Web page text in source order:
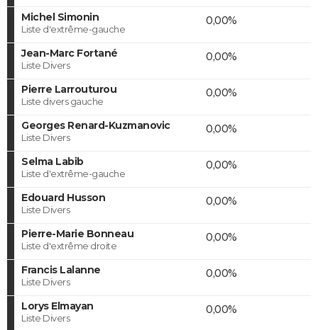
Michel Simonin
Liste d'extrême-gauche
0,00%
Jean-Marc Fortané
Liste Divers
0,00%
Pierre Larrouturou
Liste divers gauche
0,00%
Georges Renard-Kuzmanovic
Liste Divers
0,00%
Selma Labib
Liste d'extrême-gauche
0,00%
Edouard Husson
Liste Divers
0,00%
Pierre-Marie Bonneau
Liste d'extrême droite
0,00%
Francis Lalanne
Liste Divers
0,00%
Lorys Elmayan
Liste Divers
0,00%